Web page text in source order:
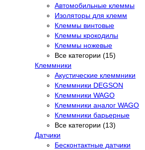
Автомобильные клеммы
Изоляторы для клемм
Клеммы винтовые
Клеммы крокодилы
Клеммы ножевые
Все категории (15)
Клеммники
Акустические клеммники
Клеммники DEGSON
Клеммники WAGO
Клеммники аналог WAGO
Клеммники барьерные
Все категории (13)
Датчики
Бесконтактные датчики